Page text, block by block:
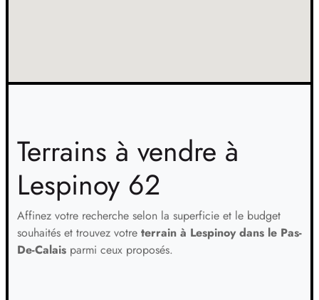
Terrains à vendre à
Lespinoy 62
Affinez votre recherche selon la superficie et le budget
souhaités et trouvez votre terrain à Lespinoy dans le Pas-
De-Calais parmi ceux proposés.